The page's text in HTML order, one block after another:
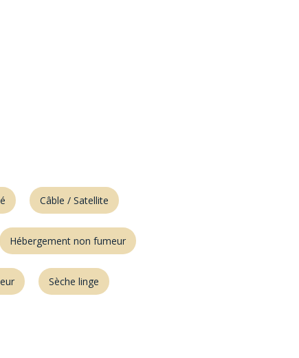
Câble / Satellite
Hébergement non fumeur
Sèche linge